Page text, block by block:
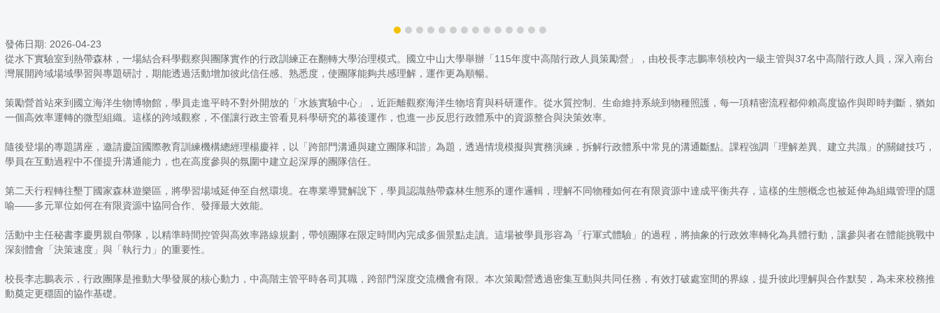
發佈日期: 2026-04-23
從水下實驗室到熱帶森林，一場結合科學觀察與團隊實作的行政訓練正在翻轉大學治理模式。國立中山大學舉辦「115年度中高階行政人員策勵營」，由校長李志鵬率領校內一級主管與37名中高階行政人員，深入南台
灣展開跨域場域學習與專題研討，期能透過活動增加彼此信任感、熟悉度，使團隊能夠共感理解，運作更為順暢。
策勵營首站來到國立海洋生物博物館，學員走進平時不對外開放的「水族實驗中心」，近距離觀察海洋生物培育與科研運作。從水質控制、生命維持系統到物種照護，每一項精密流程都仰賴高度協作與即時判斷，猶如
一個高效率運轉的微型組織。這樣的跨域觀察，不僅讓行政主管看見科學研究的幕後運作，也進一步反思行政體系中的資源整合與決策效率。
隨後登場的專題講座，邀請慶誼國際教育訓練機構總經理楊慶祥，以「跨部門溝通與建立團隊和諧」為題，透過情境模擬與實務演練，拆解行政體系中常見的溝通斷點。課程強調「理解差異、建立共識」的關鍵技巧，
學員在互動過程中不僅提升溝通能力，也在高度參與的氛圍中建立起深厚的團隊信任。
第二天行程轉往墾丁國家森林遊樂區，將學習場域延伸至自然環境。在專業導覽解說下，學員認識熱帶森林生態系的運作邏輯，理解不同物種如何在有限資源中達成平衡共存，這樣的生態概念也被延伸為組織管理的隱
喻——多元單位如何在有限資源中協同合作、發揮最大效能。
活動中主任秘書李慶男親自帶隊，以精準時間控管與高效率路線規劃，帶領團隊在限定時間內完成多個景點走讀。這場被學員形容為「行軍式體驗」的過程，將抽象的行政效率轉化為具體行動，讓參與者在體能挑戰中
深刻體會「決策速度」與「執行力」的重要性。
校長李志鵬表示，行政團隊是推動大學發展的核心動力，中高階主管平時各司其職，跨部門深度交流機會有限。本次策勵營透過密集互動與共同任務，有效打破處室間的界線，提升彼此理解與合作默契，為未來校務推
動奠定更穩固的協作基礎。